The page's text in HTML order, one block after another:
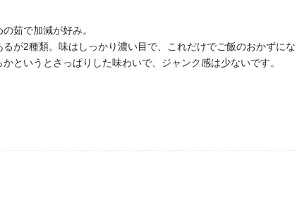
茹で加減が好み。
が2種類。味はしっかり濃い目で、これだけでご飯のおかずに
というとさっぱりした味わいで、ジャンク感は少ないです。